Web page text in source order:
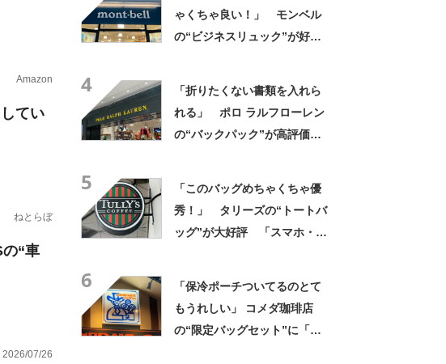
Amazon
てい
ねとらぼ
“車
2026/07/26
ゃくちゃ良い！」 モンベル
の“ビジネスリュック”が好
4
「折りたくない書類を入れら
れる」 ポロ ラルフローレン
の“バックパック”が高評価
5
「このバッグめちゃくちゃ優
秀！」 タリーズの“トートバ
ッグ”が大好評 「スマホ・財
6
「保冷ポーチついてるのとて
もうれしい」 コメダ珈琲店
の“限定バッグセット”に「ペ